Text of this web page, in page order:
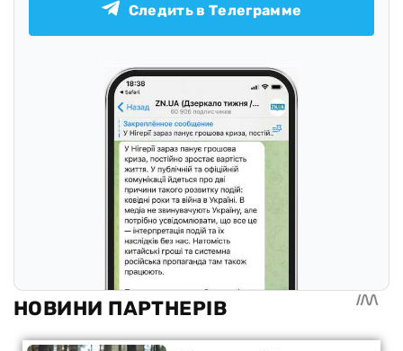
Следить в Телеграмме